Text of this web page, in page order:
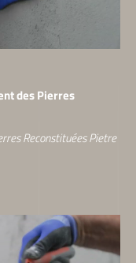
des Pierres
Reconstituées Pietre